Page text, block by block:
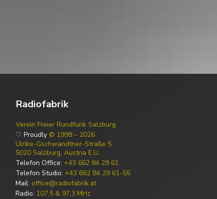
Radiofabrik
Verein Freier Rundfunk Salzburg
♡ Proudly © 1998 – 2026
Ulrike-Gschwandtner-Straße 5
5020 Salzburg, Austria E.U.
Telefon Office: +43 662 84 29 61
Telefon Studio: +43 662 84 29 61-55
Mail: office@radiofabrik.at
Radio: 107,5 & 97,3 MHz